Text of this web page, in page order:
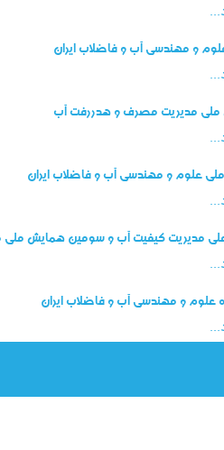
و مهندسی آب و فاضلاب ایران
مدیریت مصرف و هدررفت آب
علوم و مهندسی آب و فاضلاب ایران
مدیریت کیفیت آب و سومین همایش
علوم و مهندسی آب و فاضلاب ایران